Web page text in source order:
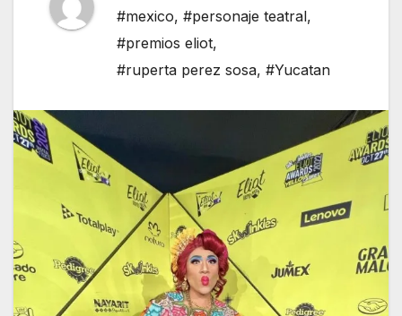
#mexico, #personaje teatral,
#premios eliot,
#ruperta perez sosa, #Yucatan